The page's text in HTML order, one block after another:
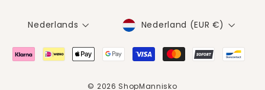
TAAL
Nederlands MUNTEENHEID
Nederland (EUR €)
© 2026 ShopMannisko